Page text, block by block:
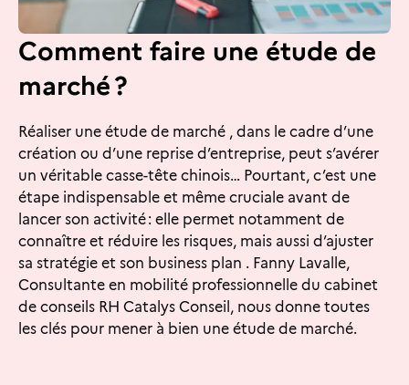
Comment faire une étude de
marché ?
Réaliser une étude de marché , dans le cadre d’une
création ou d’une reprise d’entreprise, peut s’avérer
un véritable casse-tête chinois… Pourtant, c’est une
étape indispensable et même cruciale avant de
lancer son activité : elle permet notamment de
connaître et réduire les risques, mais aussi d’ajuster
sa stratégie et son business plan . Fanny Lavalle,
Consultante en mobilité professionnelle du cabinet
de conseils RH Catalys Conseil, nous donne toutes
les clés pour mener à bien une étude de marché.